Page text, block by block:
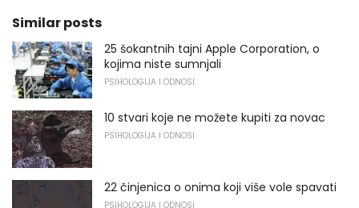
Similar posts
25 šokantnih tajni Apple Corporation, o
kojima niste sumnjali
PSIHOLOGIJA I ODNOSI
10 stvari koje ne možete kupiti za novac
PSIHOLOGIJA I ODNOSI
22 činjenica o onima koji više vole spavati
PSIHOLOGIJA I ODNOSI